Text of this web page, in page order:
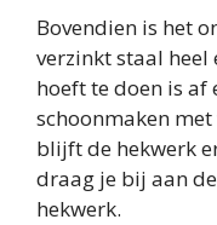
Bovendien is het
verzinkt staal heel
hoeft te doen is af
schoonmaken
blijft de hekwerk
draag je bij aan
hekwerk.